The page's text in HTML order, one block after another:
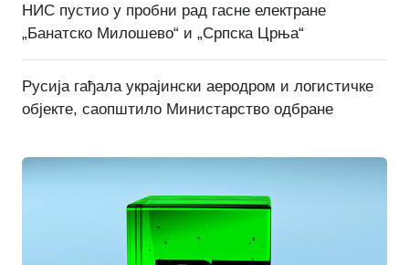
НИС пустио у пробни рад гасне електране
„Банатско Милошево“ и „Српска Црња“
Русија гађала украјински аеродром и логистичке
објекте, саопштило Министарство одбране